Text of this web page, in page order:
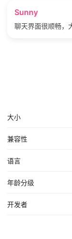
Sunny
聊天界面很顺畅，
大小
兼容性
语言
年龄分级
开发者